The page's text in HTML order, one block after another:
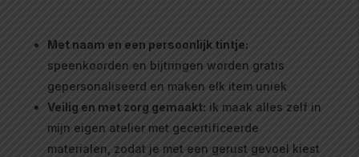
Met naam en een persoonlijk tintje:
speenkoorden en bijtringen worden gratis
gepersonaliseerd en maken elk item uniek
Veilig en met zorg gemaakt: ik maak alles zelf in
mijn eigen atelier met gecertificeerde
materialen, zodat je met een gerust gevoel kiest